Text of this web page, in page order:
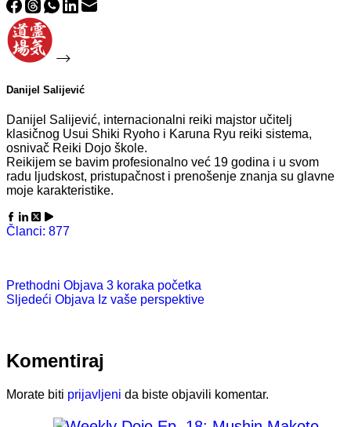
Danijel Salijević
Danijel Salijević, internacionalni reiki majstor učitelj
klasičnog Usui Shiki Ryoho i Karuna Ryu reiki sistema,
osnivač Reiki Dojo škole.
Reikijem se bavim profesionalno već 19 godina i u svom
radu ljudskost, pristupačnost i prenošenje znanja su glavne
moje karakteristike.
Članci: 877
Prethodni Objava 3 koraka početka
Sljedeći Objava Iz vaše perspektive
Komentiraj
Morate biti prijavljeni da biste objavili komentar.